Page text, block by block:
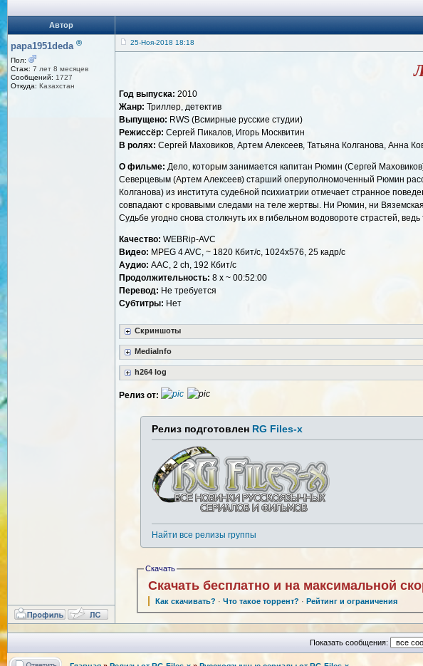
Автор
papa1951deda ®
Пол:
Стаж: 7 лет 8 месяцев
Сообщений: 1727
Откуда: Казахстан
25-Ноя-2018 18:18
Год выпуска: 2010
Жанр: Триллер, детектив
Выпущено: RWS (Всмирные русские студии)
Режиссёр: Сергей Пикалов, Игорь Москвитин
В ролях: Сергей Маховиков, Артем Алексеев, Татьяна Колганова, Анна
О фильме: Дело, которым занимается капитан Рюмин (Сергей
Северцевым (Артем Алексеев) старший оперуполномоченный Рюмин
Колганова) из института судебной психиатрии отмечает странное
совпадают с кровавыми следами на теле жертвы. Ни Рюмин, ни
Судьбе угодно снова столкнуть их в гибельном водовороте страстей,
Качество: WEBRip-AVC
Видео: MPEG 4 AVC, ~ 1820 Кбит/с, 1024x576, 25 кадр/с
Аудио: AAC, 2 ch, 192 Кбит/с
Продолжительность: 8 x ~ 00:52:00
Перевод: Не требуется
Субтитры: Нет
Скриншоты
MediaInfo
h264 log
Релиз от:
Релиз подготовлен RG Files-x
Найти все релизы группы
Скачать
Скачать бесплатно и на максимальной
Как скачивать? ·Что такое торрент? · Рейтинг и ограничения
Показать сообщения: